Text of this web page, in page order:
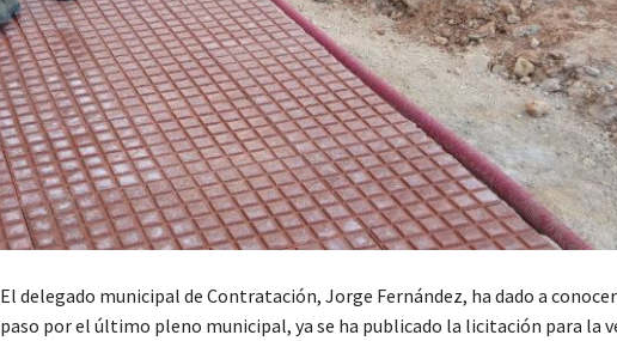
El delegado municipal de Contratación, Jorge Fernández, ha dado a
paso por el último pleno municipal, ya se ha publicado la licitación para la